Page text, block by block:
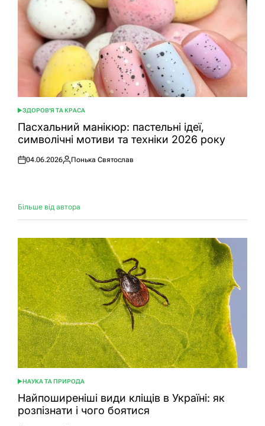
ОПУБЛІКУВАТИ
У
ЗДОРОВ'Я ТА КРАСА
Пасхальний манікюр: пастельні ідеї,
символічні мотиви та техніки 2026 року
Оприлюднено
04.06.2026
Опубліковано
Понька Святослав
Більше від автора
ОПУБЛІКУВАТИ
У
НАУКА ТА ПРИРОДА
Найпоширеніші види кліщів в Україні: як
розпізнати і чого боятися